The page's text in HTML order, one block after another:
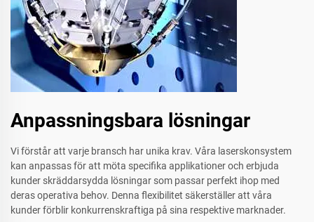
Anpassningsbara lösningar
Vi förstår att varje bransch har unika krav. Våra laserskonsystem
kan anpassas för att möta specifika applikationer och erbjuda
kunder skräddarsydda lösningar som passar perfekt ihop med
deras operativa behov. Denna flexibilitet säkerställer att våra
kunder förblir konkurrenskraftiga på sina respektive marknader.